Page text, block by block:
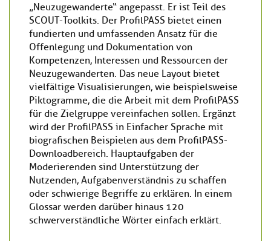
„Neuzugewanderte“ angepasst. Er ist Teil des
SCOUT-Toolkits. Der ProfilPASS bietet einen
fundierten und umfassenden Ansatz für die
Offenlegung und Dokumentation von
Kompetenzen, Interessen und Ressourcen der
Neuzugewanderten. Das neue Layout bietet
vielfältige Visualisierungen, wie beispielsweise
Piktogramme, die die Arbeit mit dem ProfilPASS
für die Zielgruppe vereinfachen sollen. Ergänzt
wird der ProfilPASS in Einfacher Sprache mit
biografischen Beispielen aus dem ProfilPASS-
Downloadbereich. Hauptaufgaben der
Moderierenden sind Unterstützung der
Nutzenden, Aufgabenverständnis zu schaffen
oder schwierige Begriffe zu erklären. In einem
Glossar werden darüber hinaus 120
schwerverständliche Wörter einfach erklärt.